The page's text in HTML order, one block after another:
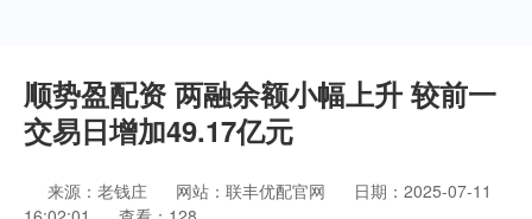
顺势盈配资 两融余额小幅上升 较前一
交易日增加49.17亿元
来源：老钱庄 网站：联丰优配官网
日期：2025-07-11